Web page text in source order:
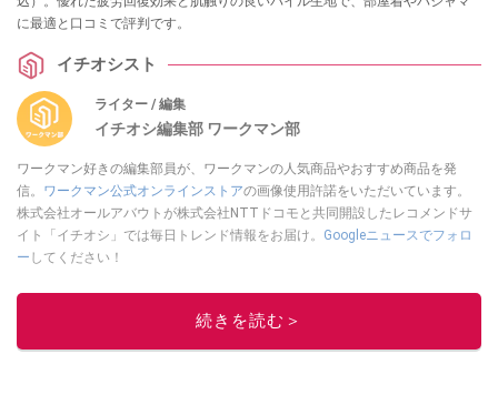
に最適と口コミで評判です。
イチオシスト
ライター / 編集
イチオシ編集部 ワークマン部
ワークマン好きの編集部員が、ワークマンの人気商品やおすすめ商品を発
信。 ワークマン公式オンラインストアの画像使用許諾をいただいています。
株式会社オールアバウトが株式会社NTTドコモと共同開設したレコメンドサ
イト「イチオシ」では毎日トレンド情報をお届け。 Googleニュースでフォロ
ー してください！
このイチオシストの他の記事を読む
続きを読む＞